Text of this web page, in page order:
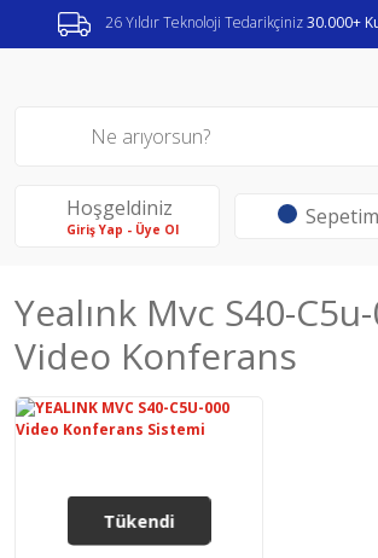
26 Yıldır Teknoloji Tedarikçiniz30.000+
Hoşgeldiniz
Giriş Yap - Üye Ol Sepetim
Yealınk Mvc S40-
Video Konferans
Tükendi